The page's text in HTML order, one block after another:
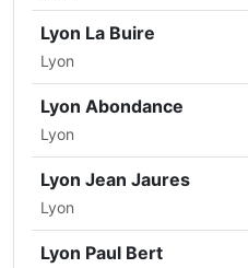
Lyon La Buire
Lyon
Lyon Abondance
Lyon
Lyon Jean Jaures
Lyon
Lyon Paul Bert